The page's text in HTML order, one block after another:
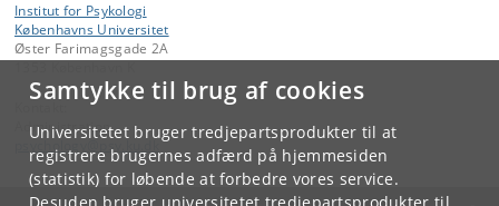
Samtykke til brug af cookies
Universitetet bruger tredjepartsprodukter til at
registrere brugernes adfærd på hjemmesiden
(statistik) for løbende at forbedre vores service.
Institut for Psykologi
Københavns Universitet
Øster Farimagsgade 2A
Administration